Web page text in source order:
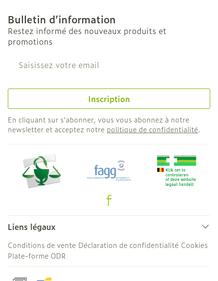
Bulletin d’information
Restez informé des nouveaux produits et
promotions
Adresse mail
Inscription
En cliquant sur s'abonner, vous vous abonnez à notre
newsletter et acceptez notre politique de confidentialité.
Liens légaux
Conditions de vente Déclaration de confidentialité Cookies
Plate-forme ODR